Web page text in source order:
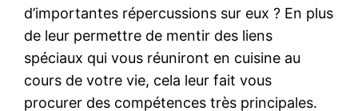
d’importantes répercussions sur eux ? En plus
de leur permettre de mentir des liens
spéciaux qui vous réuniront en cuisine au
cours de votre vie, cela leur fait vous
procurer des compétences très principales.